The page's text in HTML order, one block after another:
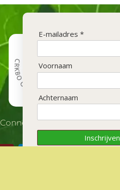
Connecten op socials?
E-mailadres *
Voornaam
Achternaam
Inschrijven